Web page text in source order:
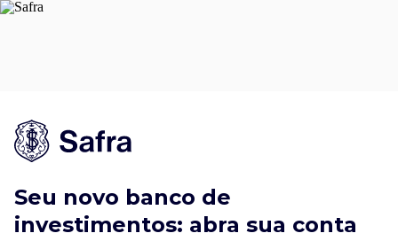
Seu novo banco de
investimentos: abra sua conta